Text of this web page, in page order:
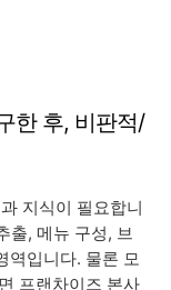
한 후, 비판적/
지식이 필요합니
출, 메뉴 구성, 브
역입니다. 물론 모
프랜차이즈 본사